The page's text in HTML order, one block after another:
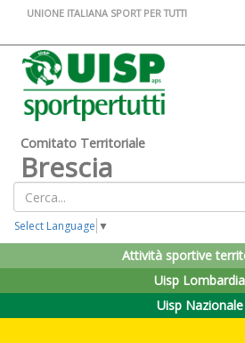
UNIONE ITALIANA SPORT PER TUTTI
Comitato Territoriale
Brescia
Select Language ▼
Attività sportive
Uisp Lombardia
Uisp Nazionale